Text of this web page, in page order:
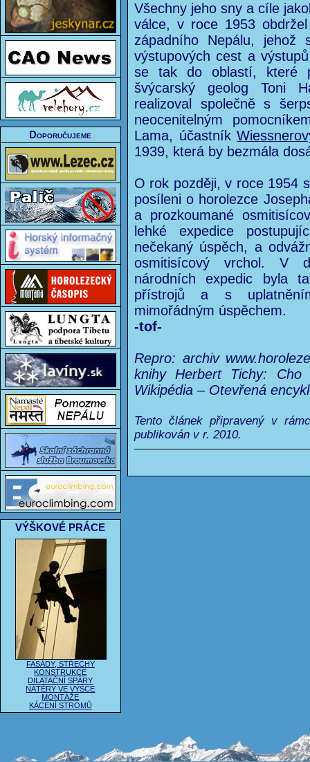
Doporučujeme
VÝŠKOVÉ PRÁCE
FASÁDY, STŘECHY
KONSTRUKCE
DILATAČNÍ SPÁRY
NÁTĚRY VE VÝŠCE
MONTÁŽE
KÁCENÍ STROMŮ
Všechny jeho sny a cíle
válce, v roce 1953
západního Nepálu,
výstupových cest a
se tak do oblastí, které
švýcarský geolog Toni
realizoval společně s
neocenitelným
Lama, účastník
1939, která by bezmála
O rok později, v roce 1954
posíleni o horolezce
a prozkoumané
lehké expedice
nečekaný úspěch, a
osmitisícový vrchol. V
národních expedic byla
přístrojů a s
mimořádným úspěchem.
-tof-
Repro: archiv
knihy Herbert Tichy:
Wikipédia – Otevřená
Tento článek připravený v
publikován v r. 2010.